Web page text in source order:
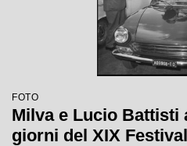
FOTO
Milva e Lucio Battisti
giorni del XIX Festival